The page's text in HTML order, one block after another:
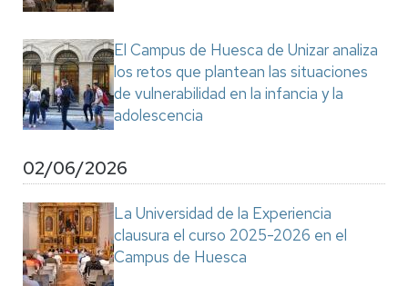
El Campus de Huesca de Unizar analiza
los retos que plantean las situaciones
de vulnerabilidad en la infancia y la
adolescencia
02/06/2026
La Universidad de la Experiencia
clausura el curso 2025-2026 en el
Campus de Huesca